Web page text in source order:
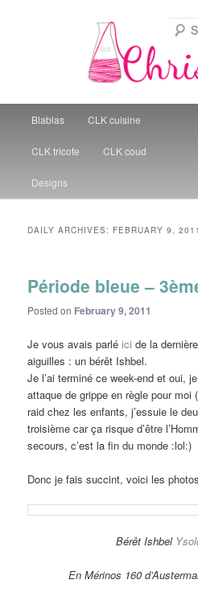
Christal Little
Skip to primary content
Skip to secondary content
Blablas CLK cuisine
CLK tricote CLK coud
Designs
DAILY ARCHIVES: FEBRUARY 9, 2011
Période bleue –
Posted on February 9, 2011
Je vous avais parlé ici de la
aiguilles : un bérêt Ishbel.
Je l’ai terminé ce week-end et oui,
attaque de grippe en règle pour moi
raid chez les enfants, j’essuie le
troisième car ça risque d’être
secours, c’est la fin du monde :lol:)
Donc je fais succint, voici les
Bérêt Ishbel
En Mérinos 160